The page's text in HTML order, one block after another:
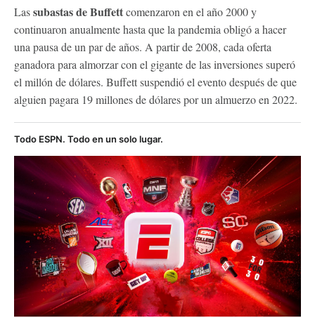
Lassubastas de Buffettcomenzaron en el año 2000 y
continuaron anualmente hasta que la pandemia obligó a hacer
una pausa de un par de años. A partir de 2008, cada oferta
ganadora para almorzar con el gigante de las inversiones superó
el millón de dólares. Buffett suspendió el evento después de que
alguien pagara 19 millones de dólares por un almuerzo en 2022.
Todo ESPN. Todo en un solo lugar.